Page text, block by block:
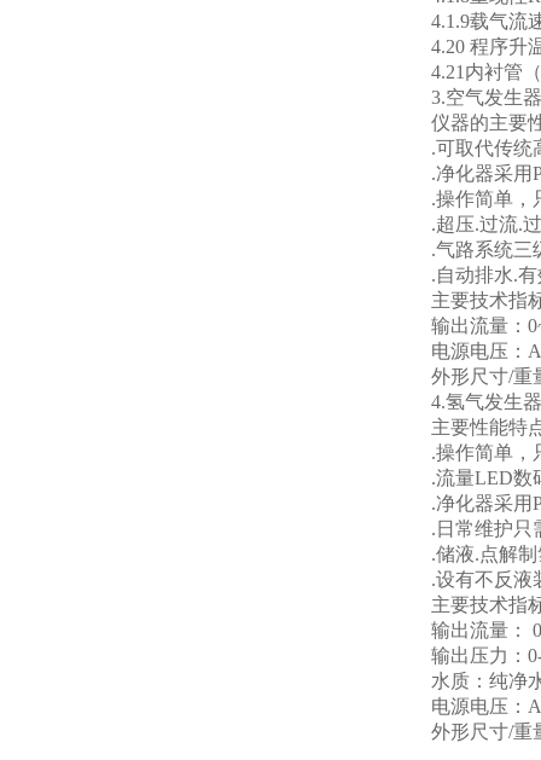
4.1.9载气流速
4.20 程序升温
4.21内衬管（
3.空气发生器
仪器的主要性
.可取代传统高
.净化器采用
.操作简单，只
.超压.过流.过
.气路系统三级
.自动排水.有
主要技术指
输出流量：
电源电压：
外形尺寸/重量
4.氢气发生器
主要性能特
.操作简单，只
.流量LED数
.净化器采用
.日常维护只需
.储液.点解制
.设有不反液装
主要技术指
输出流量： 0-
输出压力：0-
水质：纯净水
电源电压：
外形尺寸/重量